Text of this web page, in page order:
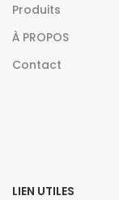
Produits
À PROPOS
Contact
LIEN UTILES